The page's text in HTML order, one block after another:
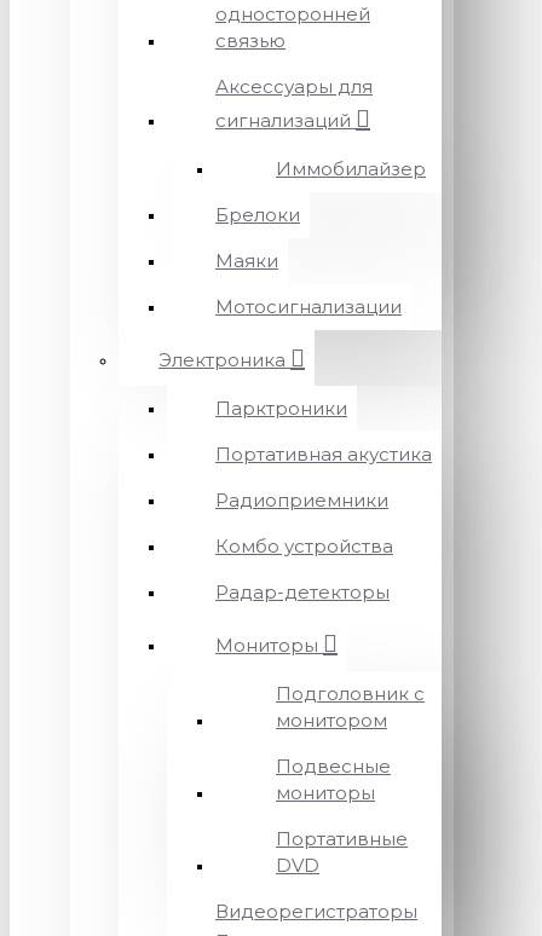
односторонней
связью
Аксессуары для
сигнализаций
Иммобилайзер
Брелоки
Маяки
Мотосигнализации
Электроника
Парктроники
Портативная акустика
Радиоприемники
Комбо устройства
Радар-детекторы
Мониторы
Подголовник с
монитором
Подвесные
мониторы
Портативные
DVD
Видеорегистраторы